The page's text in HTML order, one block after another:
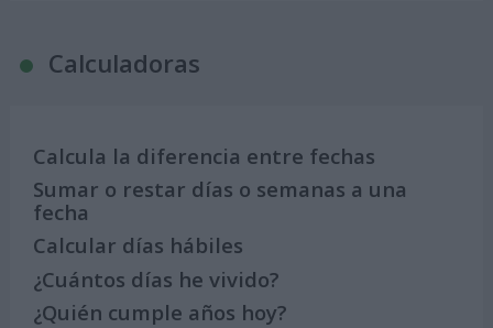
Calculadoras
Calcula la diferencia entre fechas
Sumar o restar días o semanas a una
fecha
Calcular días hábiles
¿Cuántos días he vivido?
¿Quién cumple años hoy?